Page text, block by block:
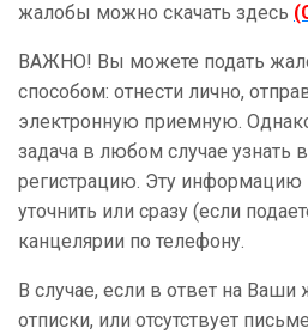
жалобы можно скачать здесь
ВАЖНО! Вы можете подать
способом: отнести лично,
электронную приемную.
задача в любом случае узнать
регистрацию. Эту
уточнить или сразу (если
канцелярии по телефону.
В случае, если в ответ на
отписки, или отсутствует